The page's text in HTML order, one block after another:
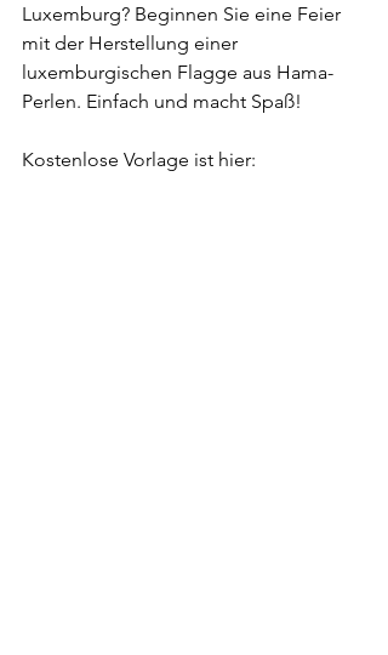
Luxemburg? Beginnen Sie eine Feier
mit der Herstellung einer
luxemburgischen Flagge aus Hama-
Perlen. Einfach und macht Spaß!
Kostenlose Vorlage ist hier: